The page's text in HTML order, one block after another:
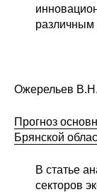
различным
Ожерельев
Прогноз
Брянской
В статье
секторов